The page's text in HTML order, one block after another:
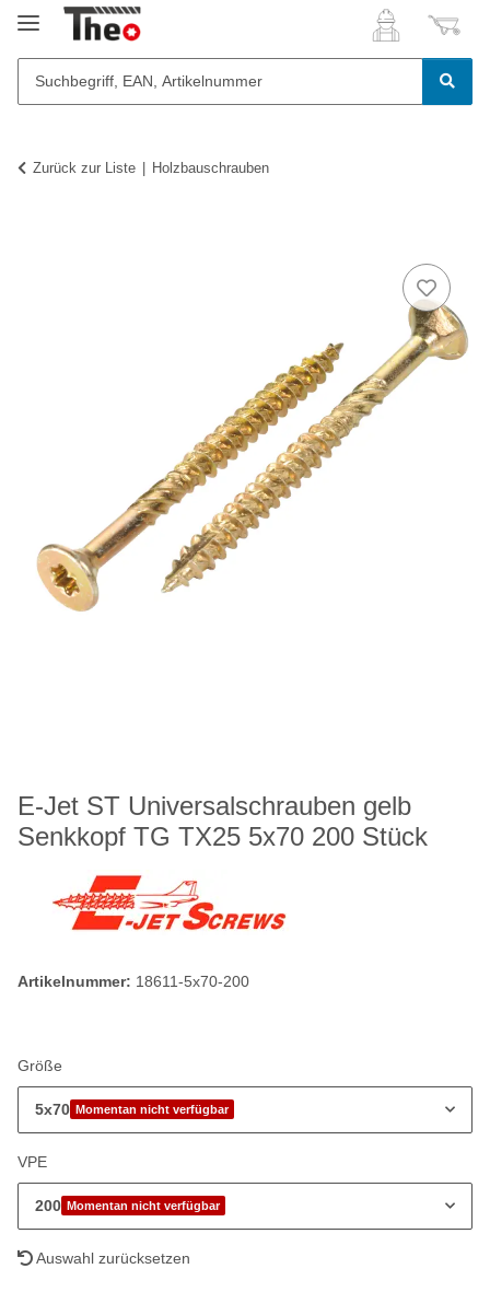
Zurück zur Liste Holzbauschrauben
E-Jet ST Universalschrauben gelb
Senkkopf TG TX25 5x70 200 Stück
Artikelnummer: 18611-5x70-200
Größe
5x70 Momentan nicht verfügbar
VPE
200 Momentan nicht verfügbar
Auswahl zurücksetzen